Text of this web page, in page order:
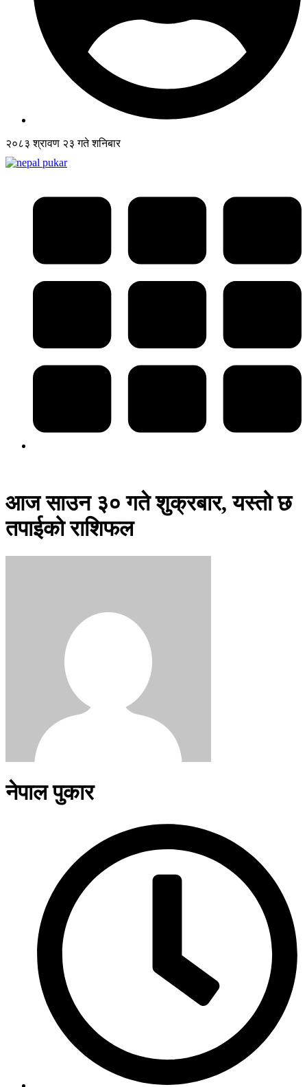
२०८३ श्रावण २३ गते शनिबार
आज साउन ३० गते शुक्रबार, यस्तो छ
तपाईको राशिफल
नेपाल पुकार